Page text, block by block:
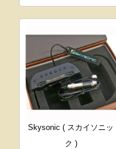
Skysonic ( スカイソニッ
ク )